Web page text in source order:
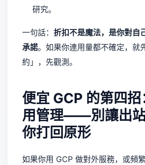
研究。
一句話： 折扣不是魔法，是你對自
承諾。如果你連用量都不確定，就
約」，先觀測。
便宜 GCP 的第四
用管理——別讓出
你打回原形
如果你用 GCP 做對外服務，或頻